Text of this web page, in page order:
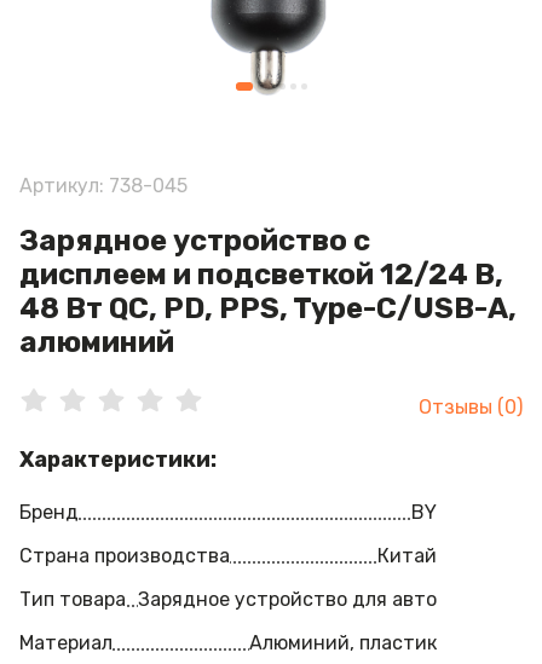
Артикул: 738-045
Зарядное устройство с
дисплеем и подсветкой 12/24 В,
48 Вт QC, PD, PPS, Type-С/USB-A,
алюминий
Отзывы (0)
Характеристики:
Бренд
BY
Страна производства
Китай
Тип товара Зарядное устройство для авто
Материал
Алюминий, пластик